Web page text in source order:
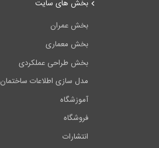
بخش های سایت
بخش عمران
بخش معماری
بخش طراحی عملکردی
مدل سازی اطلاعات ساختمان BIM
آموزشگاه
فروشگاه
انتشارات